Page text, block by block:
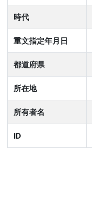
時代
重文指定年月日
都道府県
所在地
所有者名
ID